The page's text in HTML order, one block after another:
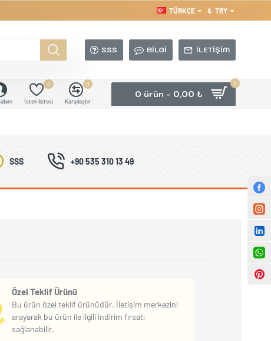
TÜRKÇE ₺ TRY
SSS BILGI İLETIŞIM
İstek listesi
0
Karşılaştır
0
0 ürün - 0,00 ₺
0
SSS +90 535 310 13 49
Özel Teklif Ürünü
Bu ürün özel teklif ürünüdür. İletişim merkezini
arayarak bu ürün ile ilgili indirim fırsatı
sağlanabilir.